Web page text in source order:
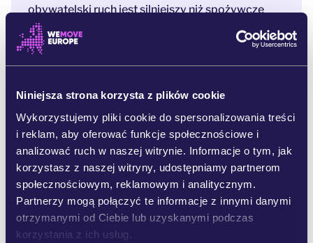
Niniejsza strona korzysta z plików cookie
Wykorzystujemy pliki cookie do spersonalizowania treści
i reklam, aby oferować funkcje społecznościowe i
analizować ruch w naszej witrynie. Informacje o tym, jak
korzystasz z naszej witryny, udostępniamy partnerom
społecznościowym, reklamowym i analitycznym.
Partnerzy mogą połączyć te informacje z innymi danymi
otrzymanymi od Ciebie lub uzyskanymi podczas
korzystania z ich usług.
obywatelski ruch jest silniejszy niż spożywcze
lobby. Podpisz nasz apel!
Przypisy:
Według niedawno opublikowanego badania
pejska jest drugim co do wielkości importerem produktó
w pochodzących z terenów wylesionych – i związanych z
nimi emisji.
W listopadzie 2021 roku Komisja Europejska opubliko
wała projekt przepisów, dzięki którym towary pochodząc
e z wylesionych obszarów zniknęłyby z europejskich łańc
uchów dostaw. Proponowane przepisy po raz pierwszy n
ałożyłyby wymóg, by firmy handlujące w Unii pewnymi p
roduktami śledziły ich pochodzenie oraz były w stanie wy
kazać, że produkty te nie są powiązane z wylesianiem ani